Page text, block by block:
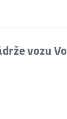
vozu